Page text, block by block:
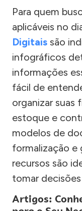
Para quem
aplicáveis no
Digitais são
infográficos
informações
fácil de
organizar suas
estoque e
modelos de
formalização e
recursos são
tomar
Artigos: